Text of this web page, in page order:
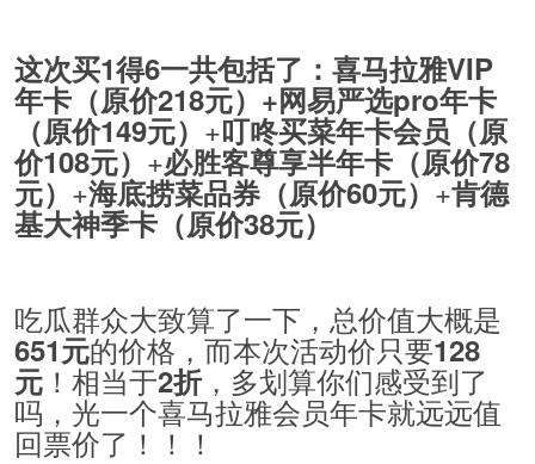
这次买1得6一共包括了： 喜马拉雅VIP
年卡（原价218元） +网易严选pro年卡
（原价149元） +叮咚买菜年卡会员（原
价108元） +必胜客尊享半年卡（原价78
元） +海底捞菜品券（原价60元） +肯德
基大神季卡（原价38元）
吃瓜群众大致算了一下，总价值大概是
651元的价格，而本次活动价只要128
元 ！相当于2折，多划算你们感受到了
吗，光一个喜马拉雅会员年卡就远远值
回票价了！！！